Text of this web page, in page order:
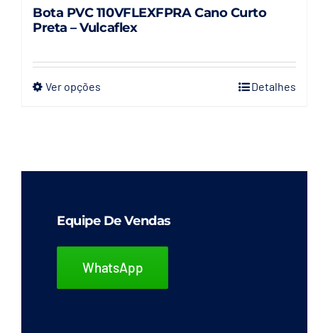
Bota PVC 110VFLEXFPRA Cano Curto
Preta – Vulcaflex
Ver opçõesEste
variantes.
opções
escolhidas
Detalhes
Equipe De Vendas
WhatsApp